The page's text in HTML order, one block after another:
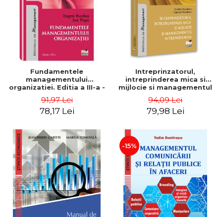
Fundamentele
managementului
organizatiei. Editia a III-a -
91,97 Lei
78,17 Lei
Intreprinzatorul,
intreprinderea mica si
mijlocie si managementul
Nicolescu, Ciprian
Nicolescu
94,09 Lei
79,98 Lei
-15%